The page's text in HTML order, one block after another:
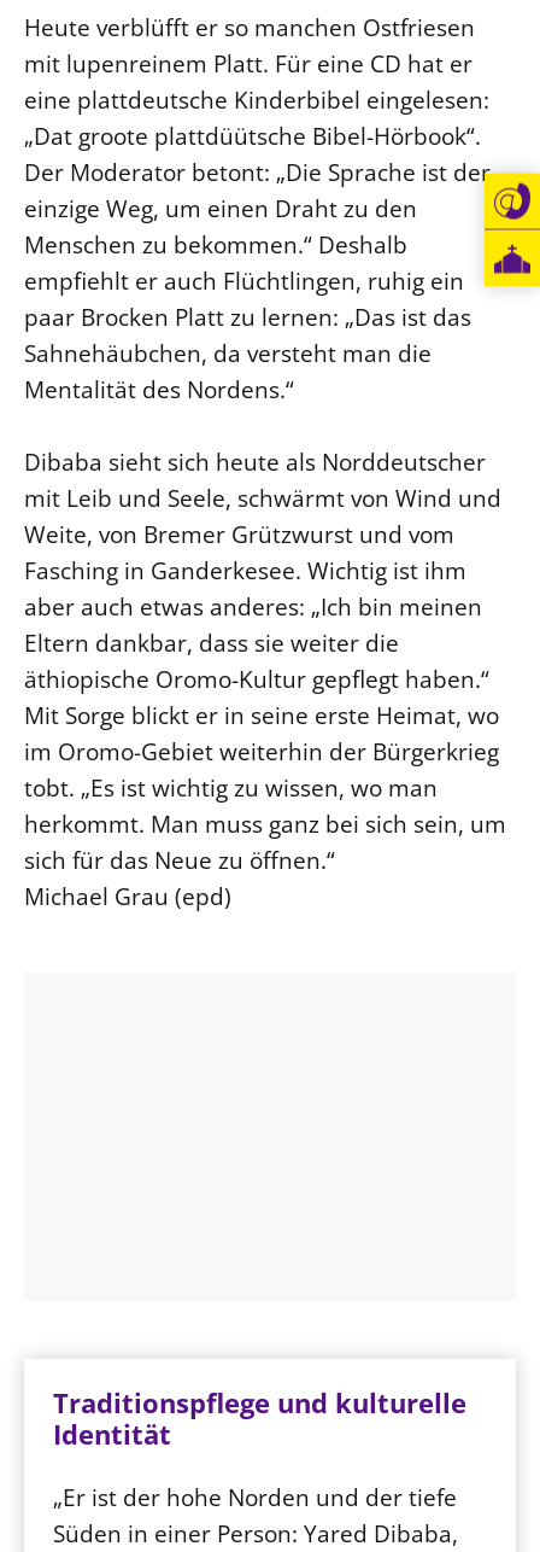
Heute verblüfft er so manchen Ostfriesen
mit lupenreinem Platt. Für eine CD hat er
eine plattdeutsche Kinderbibel eingelesen:
„Dat groote plattdüütsche Bibel-Hörbook“.
Der Moderator betont: „Die Sprache ist der
einzige Weg, um einen Draht zu den
Menschen zu bekommen.“ Deshalb
empfiehlt er auch Flüchtlingen, ruhig ein
paar Brocken Platt zu lernen: „Das ist das
Sahnehäubchen, da versteht man die
Mentalität des Nordens.“
Dibaba sieht sich heute als Norddeutscher
mit Leib und Seele, schwärmt von Wind und
Weite, von Bremer Grützwurst und vom
Fasching in Ganderkesee. Wichtig ist ihm
aber auch etwas anderes: „Ich bin meinen
Eltern dankbar, dass sie weiter die
äthiopische Oromo-Kultur gepflegt haben.“
Mit Sorge blickt er in seine erste Heimat, wo
im Oromo-Gebiet weiterhin der Bürgerkrieg
tobt. „Es ist wichtig zu wissen, wo man
herkommt. Man muss ganz bei sich sein, um
sich für das Neue zu öffnen.“
Michael Grau (epd)
Traditionspflege und kulturelle
Identität
„Er ist der hohe Norden und der tiefe
Süden in einer Person: Yared Dibaba,